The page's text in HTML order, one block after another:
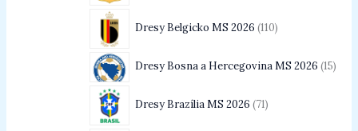
Dresy Belgicko MS 2026 110
Dresy Bosna a Hercegovina MS 2026 15
Dresy Brazília MS 2026 71